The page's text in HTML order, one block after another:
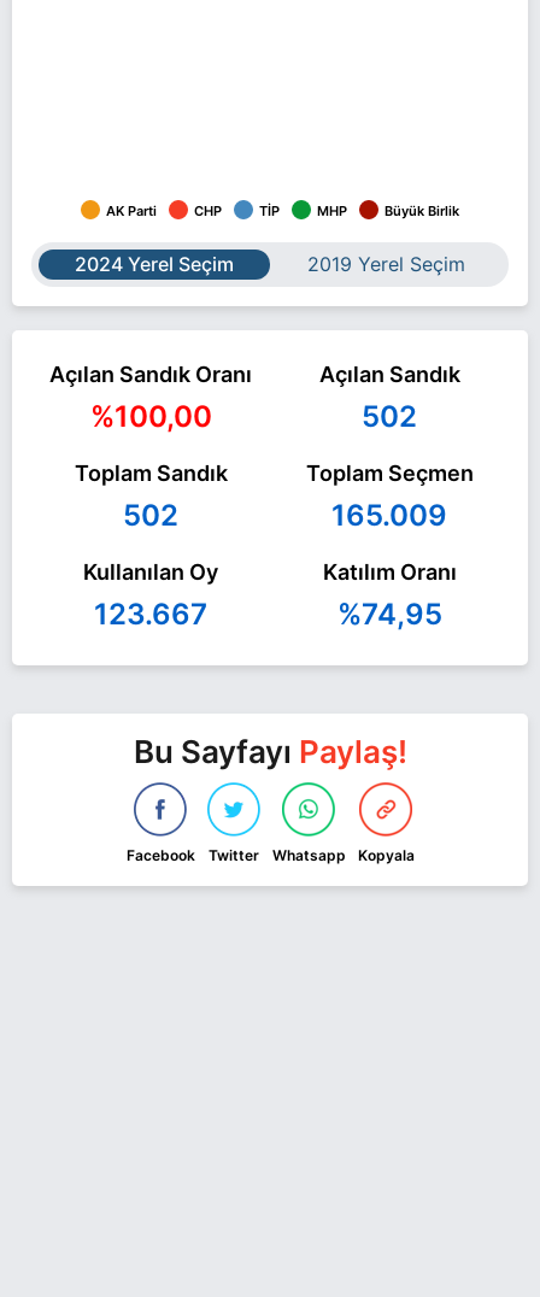
AK Parti CHP TİP MHP Büyük Birlik
2024 Yerel Seçim 2019 Yerel Seçim
Açılan Sandık Oranı
%100,00
Açılan Sandık
502
Toplam Sandık
502
Toplam Seçmen
165.009
Kullanılan Oy
123.667
Katılım Oranı
%74,95
Bu Sayfayı Paylaş!
Facebook Twitter Whatsapp Kopyala